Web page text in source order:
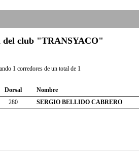
del club "TRANSYACO"
1 corredores de un total de 1
Dorsal
Nombre
280
SERGIO BELLIDO CABRERO